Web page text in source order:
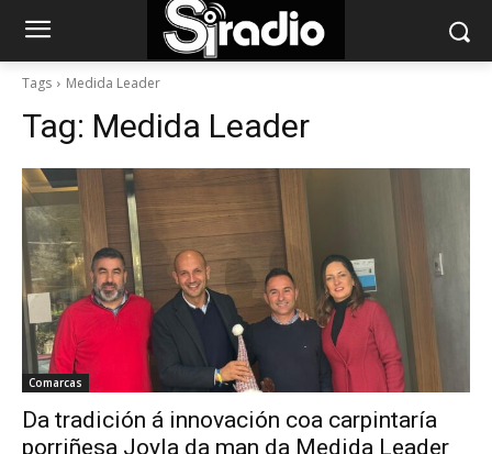
Tags Medida Leader
Tag: Medida Leader
Comarcas
Da tradición á innovación coa carpintaría
porriñesa Joyla da man da Medida Leader